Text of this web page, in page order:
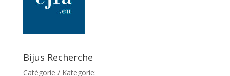
Bijus Recherche
Catègorie / Kategorie: